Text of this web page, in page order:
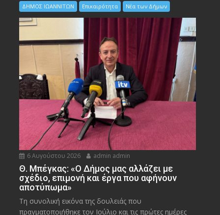
ΔΗΜΟΣ ΙΩΑΝΝΙΤΩΝ Επικαιρότητα Νέα των Δήμων
6 Αυγούστου 2026 admin admin
Θ. Μπέγκας: «Ο Δήμος μας αλλάζει με
σχέδιο, επιμονή και έργα που αφήνουν
αποτύπωμα»
Τη συνολική εικόνα της δουλειάς που
πραγματοποιήθηκε τον Ιούλιο και τις πρώτες ημέρες